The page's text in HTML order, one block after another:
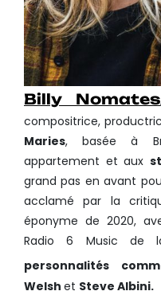
Billy Nomates
compositrice,
Maries, basée à
appartement et aux
grand pas en avant
acclamé par la
éponyme de 2020,
Radio 6 Music de
personnalités
Welsh et Steve Albini.